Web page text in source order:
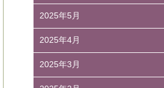
2025年5月
2025年4月
2025年3月